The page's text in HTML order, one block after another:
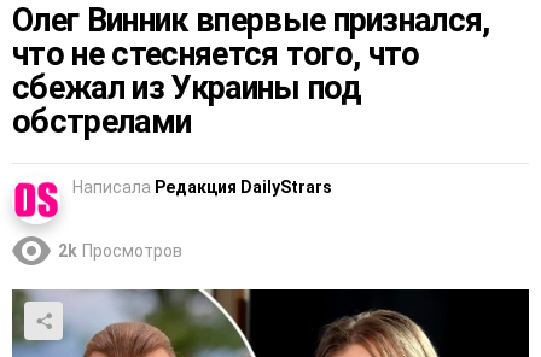
Олег Винник впервые признался,
что не стесняется того, что
сбежал из Украины под
обстрелами
Написала Редакция DailyStrars
2k Просмотров